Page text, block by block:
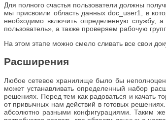
Для полного счастья пользователи должны
мы присвоили область данных doc_user1, в
необходимо включить определенную службу,
пользователь», а также проверяем рабочую
На этом этапе можно смело сливать все свои
Расширения
Любое сетевое хранилище было бы
может устанавливать определенный набор
решениях. Перед тем как радоваться и качать
от привычных нам действий в готовых
абсолютно разными конфигурациями. Таким